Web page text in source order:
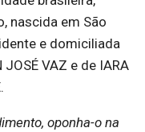
nascida em São
e domiciliada
JOSÉ VAZ e de IARA
oponha-o na